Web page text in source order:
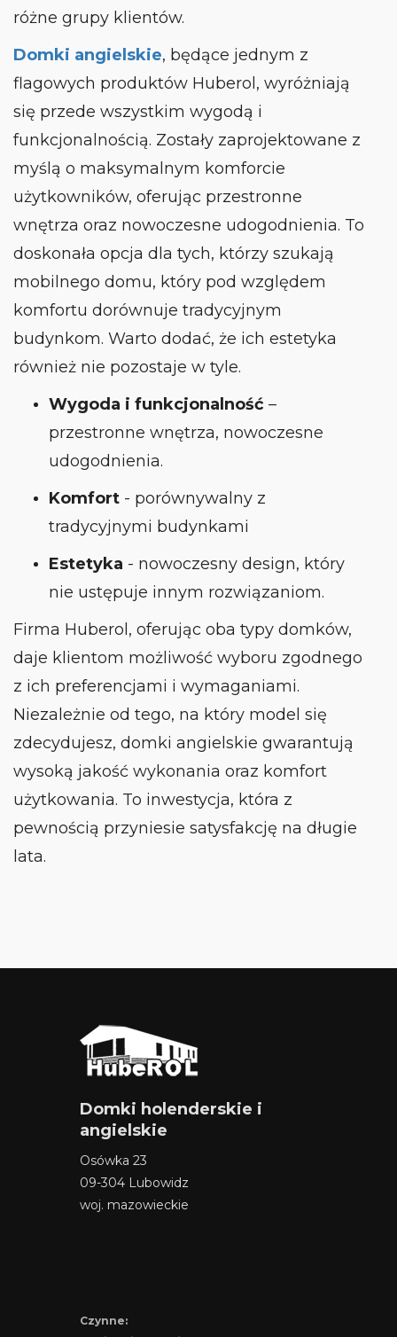
różne grupy klientów.
Domki angielskie, będące jednym z
flagowych produktów Huberol, wyróżniają
się przede wszystkim wygodą i
funkcjonalnością. Zostały zaprojektowane z
myślą o maksymalnym komforcie
użytkowników, oferując przestronne
wnętrza oraz nowoczesne udogodnienia. To
doskonała opcja dla tych, którzy szukają
mobilnego domu, który pod względem
komfortu dorównuje tradycyjnym
budynkom. Warto dodać, że ich estetyka
również nie pozostaje w tyle.
Wygoda i funkcjonalność –
przestronne wnętrza, nowoczesne
udogodnienia.
Komfort - porównywalny z
tradycyjnymi budynkami
Estetyka - nowoczesny design, który
nie ustępuje innym rozwiązaniom.
Firma Huberol, oferując oba typy domków,
daje klientom możliwość wyboru zgodnego
z ich preferencjami i wymaganiami.
Niezależnie od tego, na który model się
zdecydujesz, domki angielskie gwarantują
wysoką jakość wykonania oraz komfort
użytkowania. To inwestycja, która z
pewnością przyniesie satysfakcję na długie
lata.
Domki holenderskie i
angielskie
Osówka 23
09-304 Lubowidz
woj. mazowieckie
Czynne: